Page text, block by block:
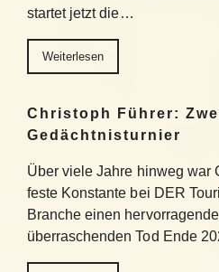
startet jetzt die…
Weiterlesen
Christoph Führer:
Gedächtnisturnier
Über viele Jahre hinweg war
feste Konstante bei DER
Branche einen
überraschenden Tod Ende